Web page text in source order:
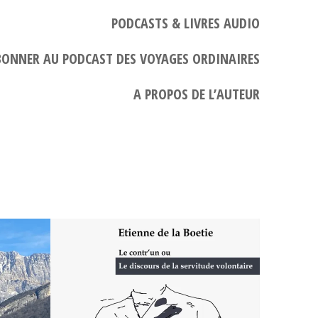
PODCASTS & LIVRES AUDIO
AU PODCAST DES VOYAGES ORDINAIRES
A PROPOS DE L’AUTEUR